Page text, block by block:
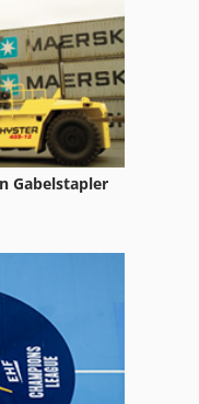
Gabelstapler